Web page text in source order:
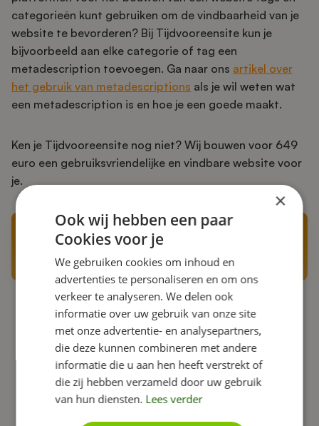
categorieën kunt gebruiken om de vindbaarheid van je
website te bevorderen? Bij Tijdvooreensite kun je
bijvoorbeeld aan elke categorie of tag een
metadescription toevoegen. Ga naar ons artikel over
het gebruik van metadescriptions als je wil weten wat
een metadescription is en hoe je een goede maakt.
Ken je Tijdvooreensite nog niet? Wij bouwen voor 649
euro een gebruiksvriendelijke en vindbare website voor
je.
Interessant! Doe mij een voorproefje van
Tijdvooreensite
Artikel delen
×
Ook wij hebben een paar
Cookies voor je
We gebruiken cookies om inhoud en
advertenties te personaliseren en om ons
verkeer te analyseren. We delen ook
informatie over uw gebruik van onze site
met onze advertentie- en analysepartners,
die deze kunnen combineren met andere
informatie die u aan hen heeft verstrekt of
die zij hebben verzameld door uw gebruik
van hun diensten. Lees verder